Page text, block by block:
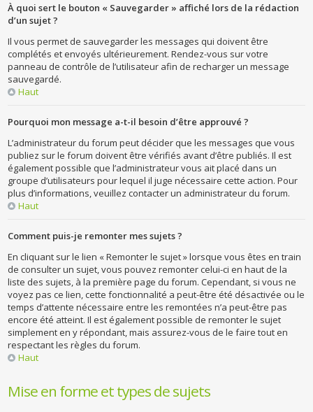
À quoi sert le bouton « Sauvegarder » affiché lors de la rédaction
d’un sujet ?
Il vous permet de sauvegarder les messages qui doivent être
complétés et envoyés ultérieurement. Rendez-vous sur votre
panneau de contrôle de l’utilisateur afin de recharger un message
sauvegardé.
Haut
Pourquoi mon message a-t-il besoin d’être approuvé ?
L’administrateur du forum peut décider que les messages que vous
publiez sur le forum doivent être vérifiés avant d’être publiés. Il est
également possible que l’administrateur vous ait placé dans un
groupe d’utilisateurs pour lequel il juge nécessaire cette action. Pour
plus d’informations, veuillez contacter un administrateur du forum.
Haut
Comment puis-je remonter mes sujets ?
En cliquant sur le lien « Remonter le sujet » lorsque vous êtes en train
de consulter un sujet, vous pouvez remonter celui-ci en haut de la
liste des sujets, à la première page du forum. Cependant, si vous ne
voyez pas ce lien, cette fonctionnalité a peut-être été désactivée ou le
temps d’attente nécessaire entre les remontées n’a peut-être pas
encore été atteint. Il est également possible de remonter le sujet
simplement en y répondant, mais assurez-vous de le faire tout en
respectant les règles du forum.
Haut
Mise en forme et types de sujets